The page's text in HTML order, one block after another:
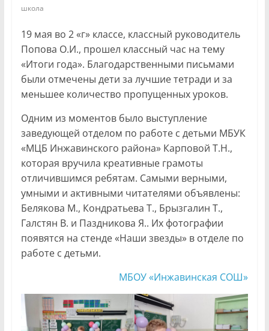
школа
19 мая во 2 «г» классе, классный руководитель
Попова О.И., прошел классный час на тему
«Итоги года». Благодарственными письмами
были отмечены дети за лучшие тетради и за
меньшее количество пропущенных уроков.
Одним из моментов было выступление
заведующей отделом по работе с детьми МБУК
«МЦБ Инжавинского района» Карповой Т.Н.,
которая вручила креативные грамоты
отличившимся ребятам. Самыми верными,
умными и активными читателями объявлены:
Белякова М., Кондратьева Т., Брызгалин Т.,
Галстян В. и Паздникова Я.. Их фотографии
появятся на стенде «Наши звезды» в отделе по
работе с детьми.
МБОУ «Инжавинская СОШ»